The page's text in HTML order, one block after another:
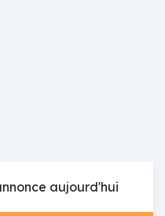
aujourd'hui